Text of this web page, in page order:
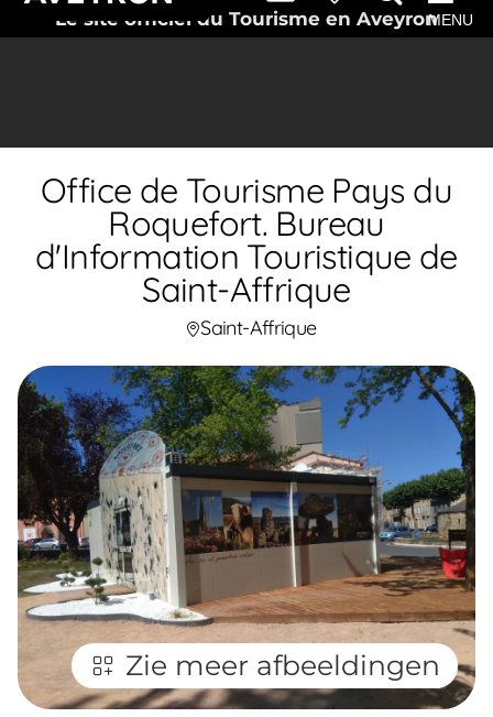
Le site officiel du Tourisme en AveyronMENU
Office de Tourisme Pays du
Roquefort. Bureau
d'Information Touristique de
Saint-Affrique
Saint-Affrique
Zie meer afbeeldingen